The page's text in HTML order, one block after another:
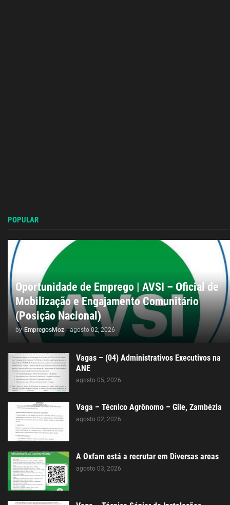
POPULAR
Oportunidade de Emprego | AVSI – Oficial de
Mobilização e Engajamento Comunitário
(Posição Nacional)
by EmpregosMoz - agosto 02, 2026
Vagas – (04) Administrativos Executivos na
ANE
agosto 05, 2026
Vaga – Técnico Agrônomo – Gile, Zambézia
agosto 02, 2026
A Oxfam está a recrutar em Diversas areas
agosto 03, 2026